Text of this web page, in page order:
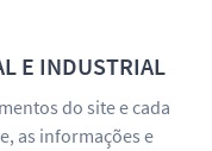
E INDUSTRIAL
do site e cada
as informações e